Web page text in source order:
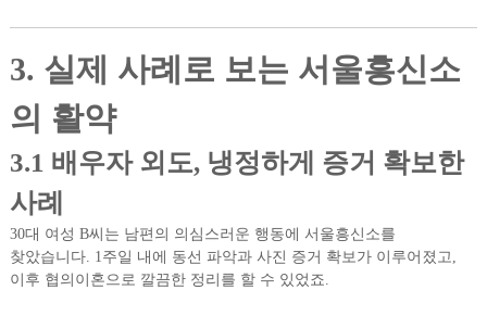
3. 실제 사례로 보는 서울흥신소
의 활약
3.1 배우자 외도, 냉정하게 증거 확보한
사례
30대 여성 B씨는 남편의 의심스러운 행동에 서울흥신소를
찾았습니다. 1주일 내에 동선 파악과 사진 증거 확보가 이루어졌고,
이후 협의이혼으로 깔끔한 정리를 할 수 있었죠.